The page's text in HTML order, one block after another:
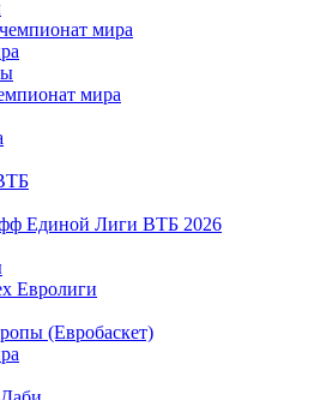
мира
мира
Единой Лиги ВТБ 2026
Евролиги
(Евробаскет)